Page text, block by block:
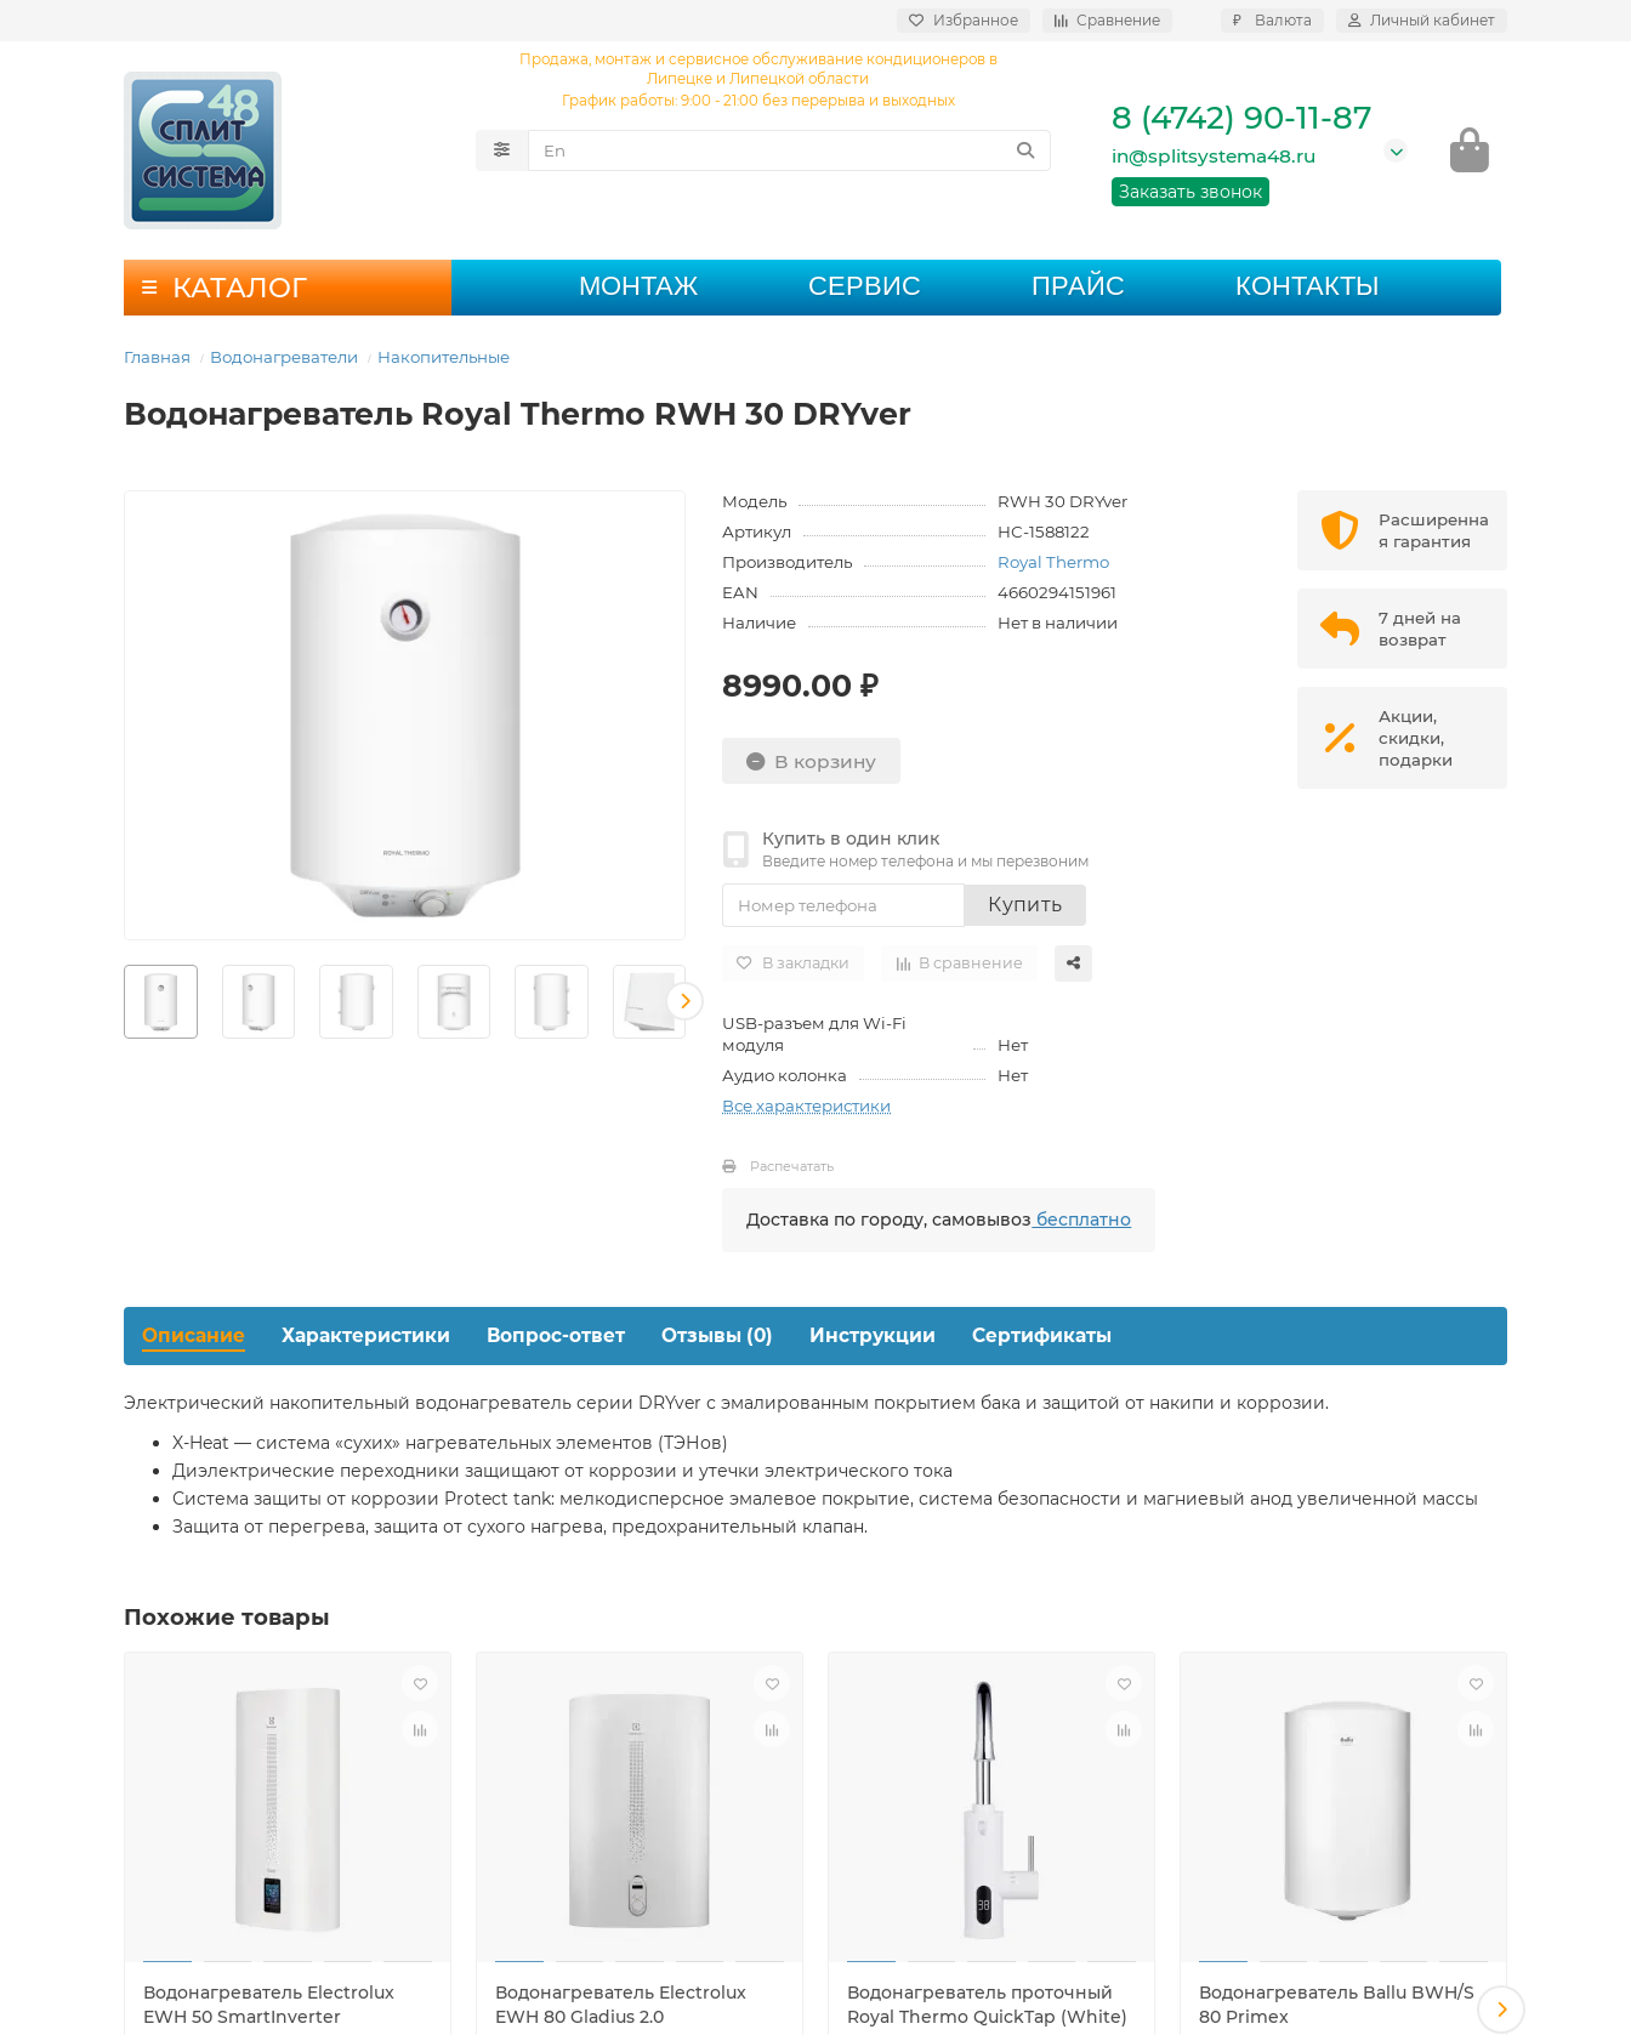
Избранное Сравнение ₽ Валюта Личный кабинет
Продажа, монтаж и сервисное обслуживание кондиционеров в
Липецке и Липецкой области
График работы: 9:00 - 21:00 без перерыва и выходных
8 (4742) 90-11-87
in@splitsystema48.ru
Заказать звонок
КАТАЛОГ МОНТАЖ СЕРВИС ПРАЙС КОНТАКТЫ
Главная Водонагреватели Накопительные
Водонагреватель Royal Thermo RWH 30 DRYver
Модель
RWH 30 DRYver
Артикул
НС-1588122
Производитель
Royal Thermo
EAN
4660294151961
Наличие
Нет в наличии
8990.00 ₽
В корзину
Купить в один клик
Введите номер телефона и мы перезвоним
Купить
В закладки В сравнение
USB-разъем для Wi-Fi
модуля
Нет
Аудио колонка
Нет
Все характеристики
Распечатать
Доставка по городу, самовывоз бесплатно
Расширенна
я гарантия
7 дней на
возврат
Акции,
скидки,
подарки
Описание Характеристики Вопрос-ответ Отзывы (0) Инструкции Сертификаты
Электрический накопительный водонагреватель серии DRYver с эмалированным покрытием бака и защитой от накипи и коррозии.
X-Heat — система «сухих» нагревательных элементов (ТЭНов)
Диэлектрические переходники защищают от коррозии и утечки электрического тока
Система защиты от коррозии Protect tank: мелкодисперсное эмалевое покрытие, система безопасности и магниевый анод увеличенной массы
Защита от перегрева, защита от сухого нагрева, предохранительный клапан.
Похожие товары
Водонагреватель Electrolux
EWH 50 SmartInverter
Водонагреватель Electrolux
EWH 80 Gladius 2.0
Водонагреватель проточный
Royal Thermo QuickTap (White)
Водонагреватель Ballu BWH/S
80 Primex